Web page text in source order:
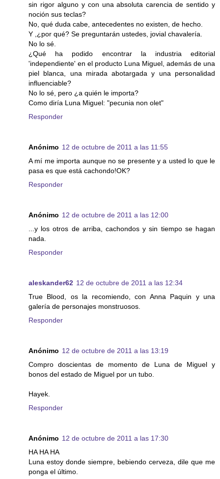
sin rigor alguno y con una absoluta carencia de sentido y
noción sus teclas?
No, qué duda cabe, antecedentes no existen, de hecho.
Y ,¿por qué? Se preguntarán ustedes, jovial chavalería.
No lo sé.
¿Qué ha podido encontrar la industria editorial
'independiente' en el producto Luna Miguel, además de una
piel blanca, una mirada abotargada y una personalidad
influenciable?
No lo sé, pero ¿a quién le importa?
Como diría Luna Miguel: "pecunia non olet"
Responder
Anónimo 12 de octubre de 2011 a las 11:55
A mí me importa aunque no se presente y a usted lo que le
pasa es que está cachondo!OK?
Responder
Anónimo 12 de octubre de 2011 a las 12:00
...y los otros de arriba, cachondos y sin tiempo se hagan
nada.
Responder
aleskander62 12 de octubre de 2011 a las 12:34
True Blood, os la recomiendo, con Anna Paquin y una
galería de personajes monstruosos.
Responder
Anónimo 12 de octubre de 2011 a las 13:19
Compro doscientas de momento de Luna de Miguel y
bonos del estado de Miguel por un tubo.
Hayek.
Responder
Anónimo 12 de octubre de 2011 a las 17:30
HA HA HA
Luna estoy donde siempre, bebiendo cerveza, dile que me
ponga el último.